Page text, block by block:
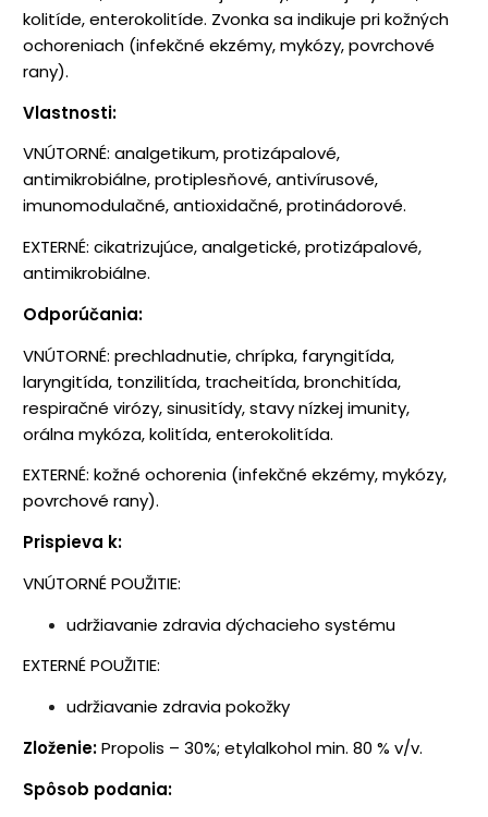
kolitíde, enterokolitíde. Zvonka sa indikuje pri kožných
ochoreniach (infekčné ekzémy, mykózy, povrchové
rany).
Vlastnosti:
VNÚTORNÉ: analgetikum, protizápalové,
antimikrobiálne, protiplesňové, antivírusové,
imunomodulačné, antioxidačné, protinádorové.
EXTERNÉ: cikatrizujúce, analgetické, protizápalové,
antimikrobiálne.
Odporúčania:
VNÚTORNÉ: prechladnutie, chrípka, faryngitída,
laryngitída, tonzilitída, tracheitída, bronchitída,
respiračné virózy, sinusitídy, stavy nízkej imunity,
orálna mykóza, kolitída, enterokolitída.
EXTERNÉ: kožné ochorenia (infekčné ekzémy, mykózy,
povrchové rany).
Prispieva k:
VNÚTORNÉ POUŽITIE:
udržiavanie zdravia dýchacieho systému
EXTERNÉ POUŽITIE:
udržiavanie zdravia pokožky
Zloženie:Propolis – 30%; etylalkohol min. 80 % v/v.
Spôsob podania: